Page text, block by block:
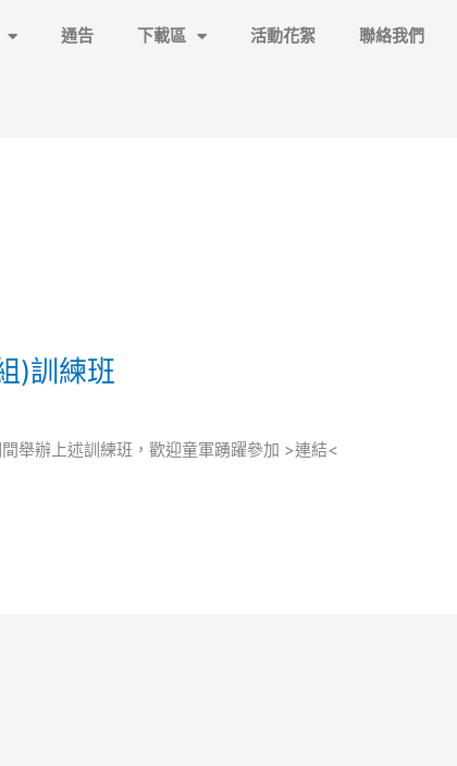
通告 下載區 活動花絮 聯絡我們
)訓練班
舉辦上述訓練班，歡迎童軍踴躍參加 >連結<